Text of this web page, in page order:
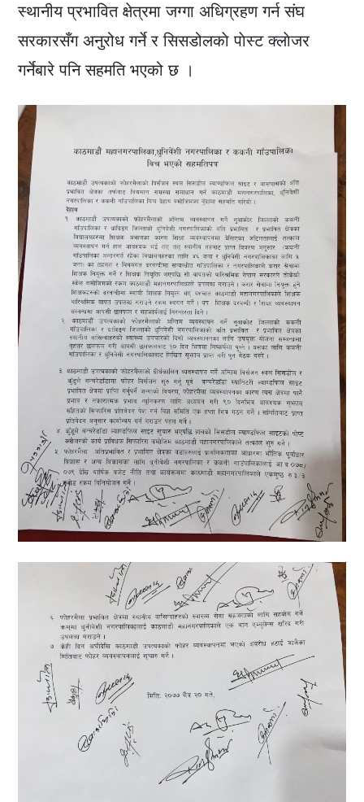
स्थानीय प्रभावित क्षेत्रमा जग्गा अधिग्रहण गर्न संघ
सरकारसँग अनुरोध गर्ने र सिसडोलकाे पाेस्ट क्लाेजर
गर्नेबारे पनि सहमति भएको छ ।